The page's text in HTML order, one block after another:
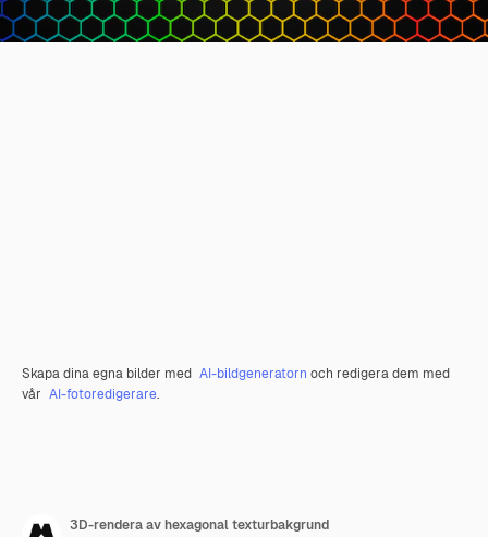
Skapa dina egna bilder med AI-bildgeneratorn och redigera dem med
vår AI-fotoredigerare.
3D-rendera av hexagonal texturbakgrund